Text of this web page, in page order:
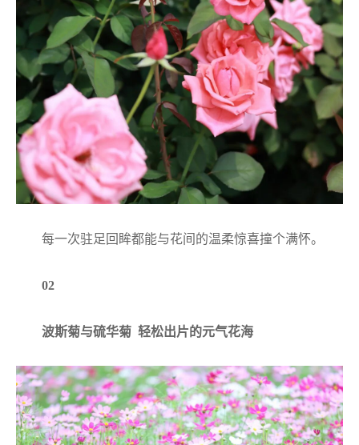
每一次驻足回眸都能与花间的温柔惊喜撞个满怀。
02
波斯菊与硫华菊 轻松出片的元气花海